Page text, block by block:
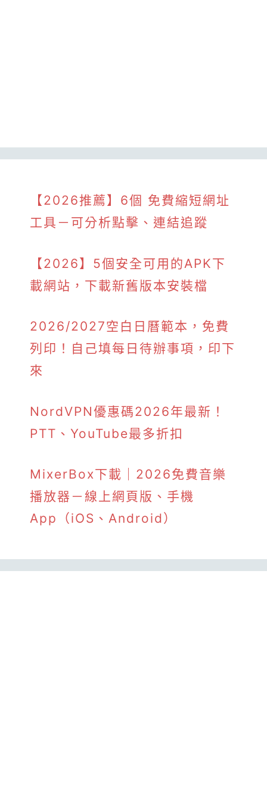
【2026推薦】6個 免費縮短網址
工具－可分析點擊、連結追蹤
【2026】5個安全可用的APK下
載網站，下載新舊版本安裝檔
2026/2027空白日曆範本，免費
列印！自己填每日待辦事項，印下
來
NordVPN優惠碼2026年最新！
PTT、YouTube最多折扣
MixerBox下載｜2026免費音樂
播放器－線上網頁版、手機
App（iOS、Android）